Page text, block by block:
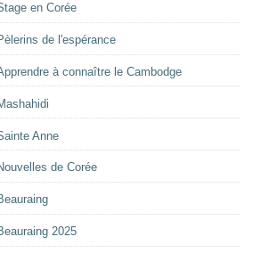
en Corée
de l'espérance
à connaître le Cambodge
Anne
de Corée
2025